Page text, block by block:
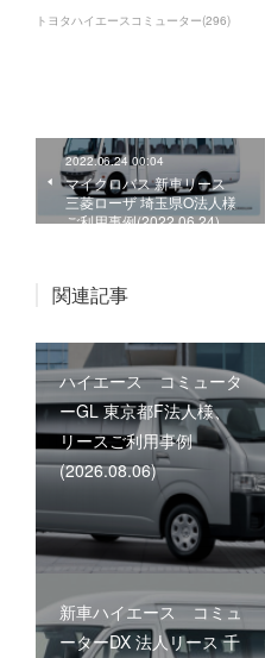
トヨタハイエースコミューター(296)
2022.06.24 00:04
マイクロバス 新車リース
三菱ローザ 埼玉県O法人様
ご利用事例(2022.06.24)
関連記事
ハイエース コミュータ
ーGL 東京都F法人様、
リースご利用事例
(2026.08.06)
新車ハイエース コミュ
ーターDX 法人リース 千